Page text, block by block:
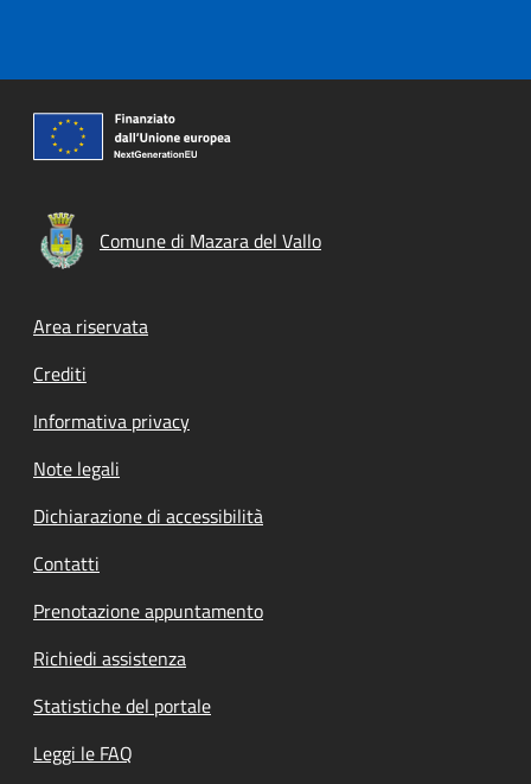
Comune di Mazara del Vallo
Footer menu
Area riservata
Crediti
Informativa privacy
Note legali
Dichiarazione di accessibilità
Contatti
Prenotazione appuntamento
Richiedi assistenza
Statistiche del portale
Leggi le FAQ